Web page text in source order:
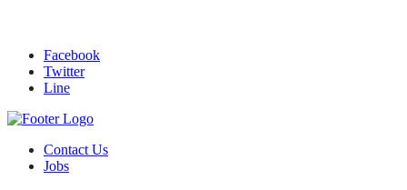
Facebook
Twitter
Line
Contact Us
Jobs